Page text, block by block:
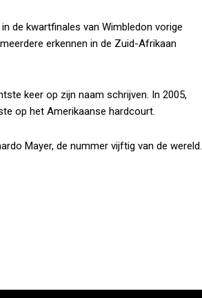
de kwartfinales van Wimbledon vorige
erkennen in de Zuid-Afrikaan
keer op zijn naam schrijven. In 2005,
op het Amerikaanse hardcourt.
Mayer, de nummer vijftig van de wereld.